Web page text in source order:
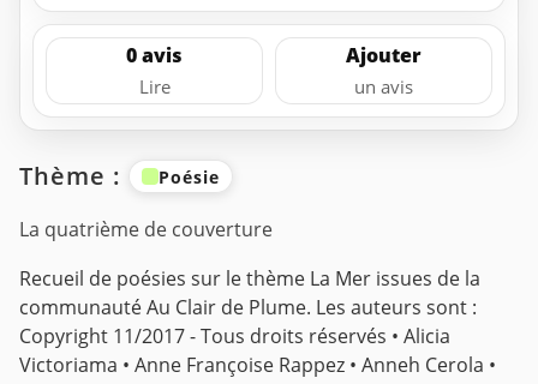
0 avis
Lire
Ajouter
un avis
Thème : Poésie
La quatrième de couverture
Recueil de poésies sur le thème La Mer issues de la
communauté Au Clair de Plume. Les auteurs sont :
Copyright 11/2017 - Tous droits réservés • Alicia
Victoriama • Anne Françoise Rappez • Anneh Cerola •